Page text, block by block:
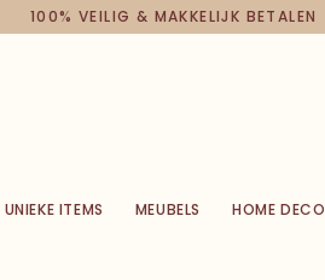
100% VEILIG & MAKKELIJK BETALEN
UNIEKE ITEMS MEUBELS HOME DECO